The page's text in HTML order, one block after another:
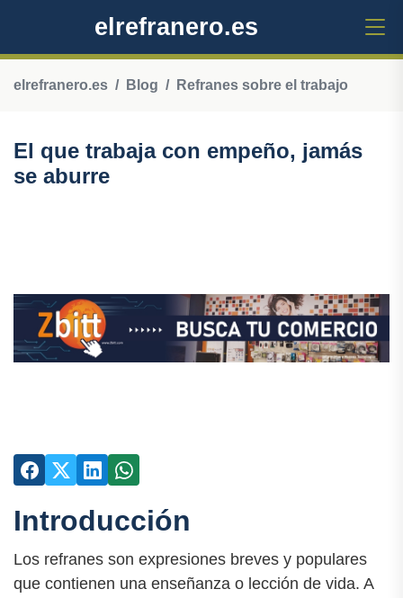
elrefranero.es
elrefranero.es Blog Refranes sobre el trabajo
El que trabaja con empeño, jamás
se aburre
Introducción
Los refranes son expresiones breves y populares
que contienen una enseñanza o lección de vida. A